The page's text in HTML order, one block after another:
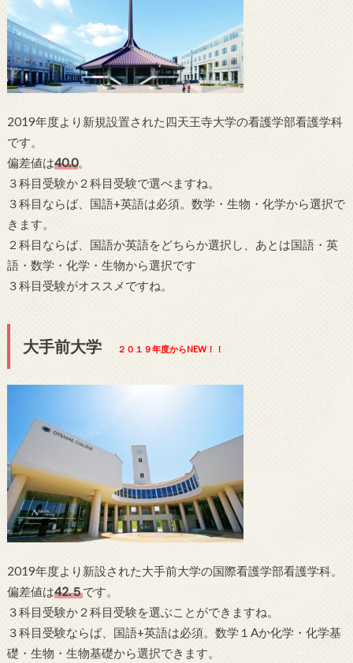
2019年度より新規設置された四天王寺大学の看護学部看護学科
です。
偏差値は40.0。
３科目受験か２科目受験で選べますね。
３科目ならば、国語+英語は必須。数学・生物・化学から選択で
きます。
２科目ならば、国語か英語をどちらか選択し、あとは国語・英
語・数学・化学・生物から選択です
３科目受験がオススメですね。
大手前大学 ２０１９年度からNEW！！
2019年度より新設された大手前大学の国際看護学部看護学科。
偏差値は42.５です。
３科目受験か２科目受験を選ぶことができますね。
３科目受験ならば、国語+英語は必須。数学１Aか化学・化学基
礎・生物・生物基礎から選択できます。